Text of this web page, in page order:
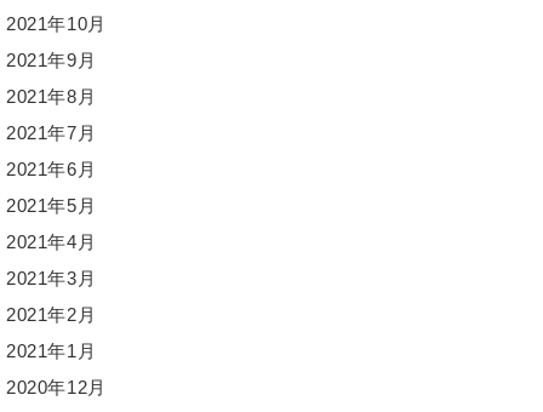
2021年10月
2021年9月
2021年8月
2021年7月
2021年6月
2021年5月
2021年4月
2021年3月
2021年2月
2021年1月
2020年12月